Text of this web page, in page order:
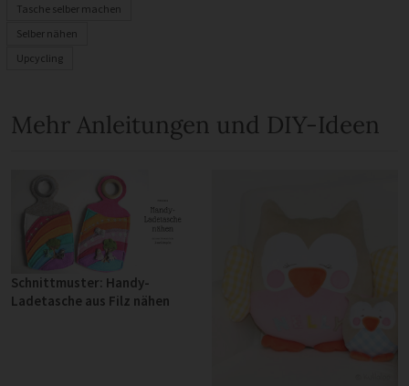
Tasche selber machen
Selber nähen
Upcycling
Mehr Anleitungen und DIY-Ideen
Schnittmuster: Handy-
Ladetasche aus Filz nähen